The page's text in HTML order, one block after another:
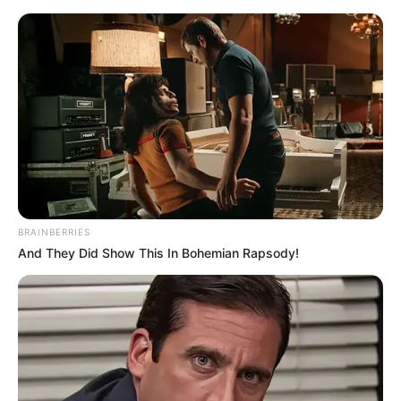
Koblenz - Burgtor am Deutschherrenhaus und
Ludwigmuseum
Koblenz Veranstaltungen Hotels
« zurück Koblenz weiter»
BRAINBERRIES
And They Did Show This In Bohemian Rapsody!